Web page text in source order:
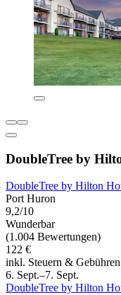
DoubleTree by
DoubleTree by Hilton
Port Huron
9,2/10
Wunderbar
(1.004 Bewertungen)
122 €
inkl. Steuern & Gebühren
6. Sept.–7. Sept.
DoubleTree by Hilton